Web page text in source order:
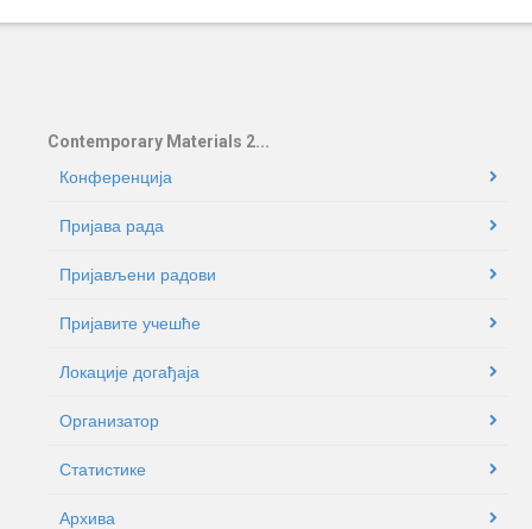
Contemporary Materials 2...
Конференција
Пријава рада
Пријављени радови
Пријавите учешће
Локације догађаја
Oрганизатор
Статистике
Архива